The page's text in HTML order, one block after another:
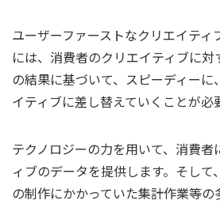
ユーザーファーストなクリエイティ
には、消費者のクリエイティブに
の結果に基づいて、スピーディー
イティブに差し替えていくことが必
テクノロジーの力を用いて、消費
ィブのデータを提供します。そし
の制作にかかっていた集計作業等の